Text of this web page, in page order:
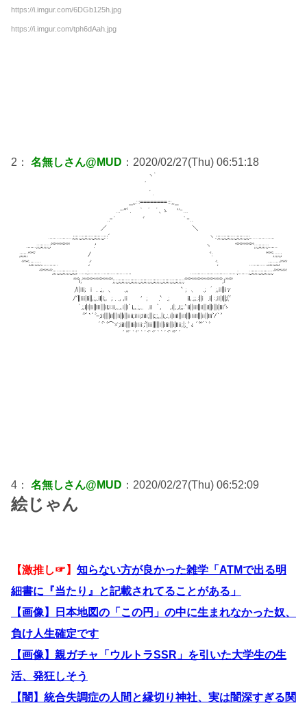
https://i.imgur.com/6DGb125h.jpg
https://i.imgur.com/tph6dAah.jpg
2： 名無しさん@MUD ：2020/02/27(Thu) 06:51:18
4： 名無しさん@MUD ：2020/02/27(Thu) 06:52:09
絵じゃん
【激推し☞】 知らない方が良かった雑学「ATMで出る明
細書に『当たり』と記載されてることがある」
【画像】日本地図の「この円」の中に生まれなかった奴、
負け人生確定です
【画像】親ガチャ「ウルトラSSR」を引いた大学生の生
活、発狂しそう
【闇】統合失調症の人間と縁切り神社、実は闇深すぎる関